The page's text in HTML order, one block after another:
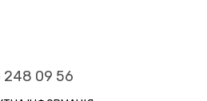
248 09 56